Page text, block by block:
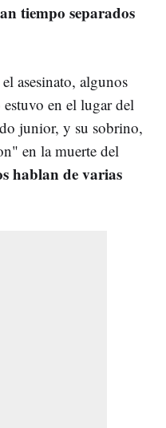
tiempo separados
asesinato, algunos
en el lugar del
junior, y su sobrino,
en la muerte del
hablan de varias